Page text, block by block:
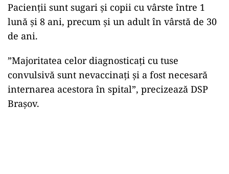
Pacienții sunt sugari și copii cu vârste între 1
lună și 8 ani, precum și un adult în vârstă de 30
de ani.
”Majoritatea celor diagnosticați cu tuse
convulsivă sunt nevaccinați și a fost necesară
internarea acestora în spital”, precizează DSP
Brașov.